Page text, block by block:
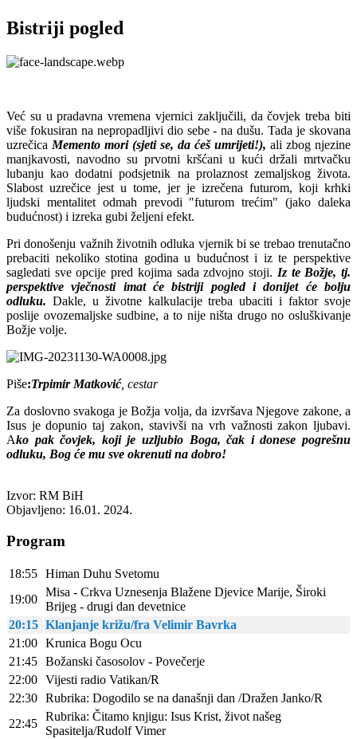
Bistriji pogled
Već su u pradavna vremena vjernici zaključili, da čovjek treba biti
više fokusiran na nepropadljivi dio sebe - na dušu. Tada je skovana
uzrečica Memento mori (sjeti se, da ćeš umrijeti!), ali zbog njezine
manjkavosti, navodno su prvotni kršćani u kući držali mrtvačku
lubanju kao dodatni podsjetnik na prolaznost zemaljskog života.
Slabost uzrečice jest u tome, jer je izrečena futurom, koji krhki
ljudski mentalitet odmah prevodi "futurom trećim" (jako daleka
budućnost) i izreka gubi željeni efekt.
Pri donošenju važnih životnih odluka vjernik bi se trebao trenutačno
prebaciti nekoliko stotina godina u budućnost i iz te perspektive
sagledati sve opcije pred kojima sada zdvojno stoji. Iz te Božje, tj.
perspektive vječnosti imat će bistriji pogled i donijet će bolju
odluku. Dakle, u životne kalkulacije treba ubaciti i faktor svoje
poslije ovozemaljske sudbine, a to nije ništa drugo no osluškivanje
Božje volje.
Piše:Trpimir Matković, cestar
Za doslovno svakoga je Božja volja, da izvršava Njegove zakone, a
Isus je dopunio taj zakon, stavivši na vrh važnosti zakon ljubavi.
Ako pak čovjek, koji je uzljubio Boga, čak i donese pogrešnu
odluku, Bog će mu sve okrenuti na dobro!
Izvor: RM BiH
Objavljeno: 16.01. 2024.
Program
18:55 Himan Duhu Svetomu
19:00
Misa - Crkva Uznesenja Blažene Djevice Marije, Široki
Brijeg - drugi dan devetnice
20:15 Klanjanje križu/fra Velimir Bavrka
21:00 Krunica Bogu Ocu
21:45 Božanski časosolov - Povečerje
22:00 Vijesti radio Vatikan/R
22:30 Rubrika: Dogodilo se na današnji dan /Dražen Janko/R
22:45
Rubrika: Čitamo knjigu: Isus Krist, život našeg
Spasitelja/Rudolf Vimer